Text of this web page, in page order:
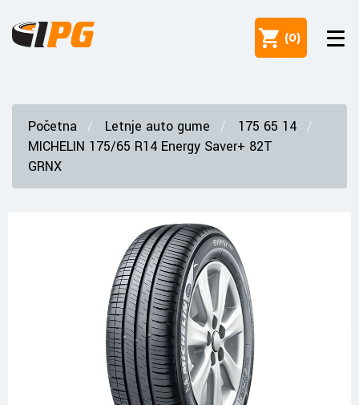
(0)
Početna Letnje auto gume
175 65 14
MICHELIN 175/65 R14 Energy Saver+ 82T
GRNX